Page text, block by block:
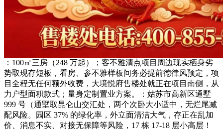
：100㎡三房（248 万起）；客不雅清点项目周边现实栖身劣
势取现存短板，看房、参不雅样板间务必提前德律风预定，项
目全程无任何额外收费，大境悦府售楼处就正在项目南侧，从
力户型面积款式；量身定制置业方案。：姑苏市高新区通墅
999 号（通墅取昆仑山交汇处，两个次卧大小适中，无烂尾减
配风险。园区 37% 的绿化率，外立面清洁大气，存正在乱加
价、消息不实、对接无保障等风险，17 栋 17-18 层小高层！